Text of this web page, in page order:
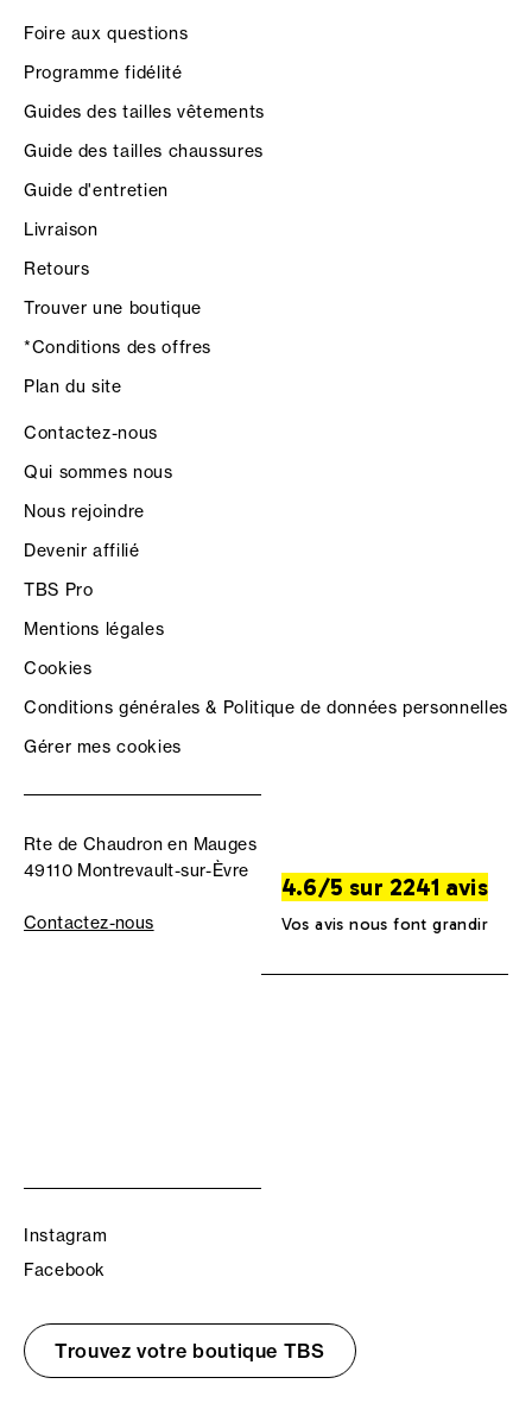
Foire aux questions
Programme fidélité
Guides des tailles vêtements
Guide des tailles chaussures
Guide d'entretien
Livraison
Retours
Trouver une boutique
*Conditions des offres
Plan du site
Contactez-nous
Qui sommes nous
Nous rejoindre
Devenir affilié
TBS Pro
Mentions légales
Cookies
Conditions générales & Politique de données personnelles
Gérer mes cookies
Rte de Chaudron en Mauges
49110 Montrevault-sur-Èvre
Contactez-nous
4.6/5 sur 2241 avis
Vos avis nous font grandir
Instagram
Facebook
Trouvez votre boutique TBS